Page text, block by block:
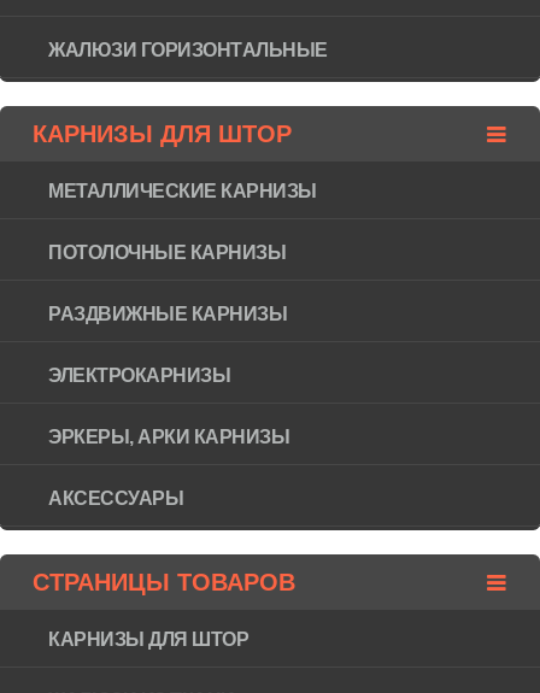
ЖАЛЮЗИ ГОРИЗОНТAЛЬНЫЕ
КАРНИЗЫ ДЛЯ ШТОР
МЕТАЛЛИЧЕСКИЕ КАРНИЗЫ
ПОТОЛОЧНЫЕ КАРНИЗЫ
РАЗДВИЖНЫЕ КАРНИЗЫ
ЭЛЕКТРОКАРНИЗЫ
ЭРКЕРЫ, АРКИ КАРНИЗЫ
АКСЕССУАРЫ
СТРАНИЦЫ ТОВАРОВ
КАРНИЗЫ ДЛЯ ШТОР